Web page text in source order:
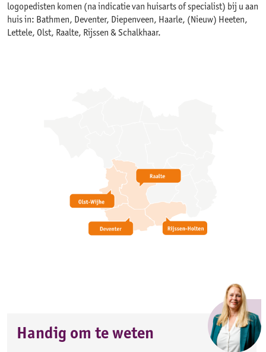
logopedisten komen (na indicatie van huisarts of specialist) bij u aan
huis in: Bathmen, Deventer, Diepenveen, Haarle, (Nieuw) Heeten,
Lettele, Olst, Raalte, Rijssen & Schalkhaar.
Handig om te weten